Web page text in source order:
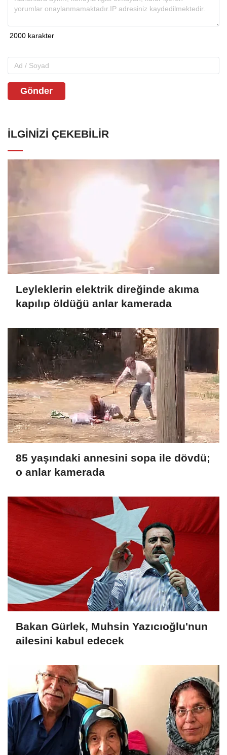
Gönder
İLGINIZI ÇEKEBILIR
Leyleklerin elektrik direğinde akıma
kapılıp öldüğü anlar kamerada
85 yaşındaki annesini sopa ile dövdü;
o anlar kamerada
Bakan Gürlek, Muhsin Yazıcıoğlu'nun
ailesini kabul edecek